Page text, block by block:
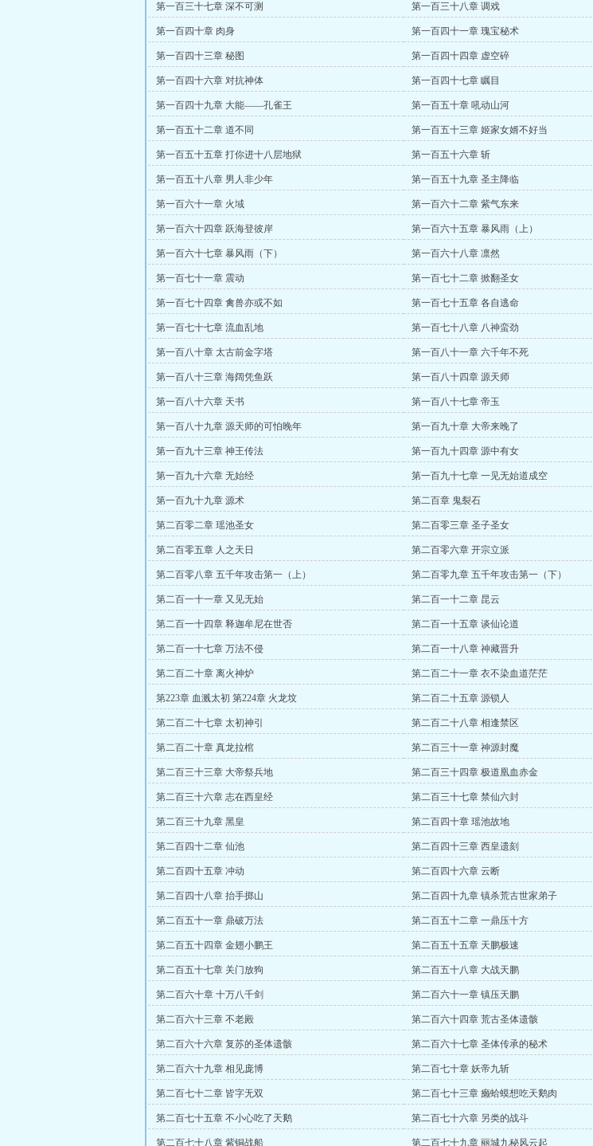
第一百三十七章 深不可测 第一百三十八章 调戏
第一百四十章 肉身 第一百四十一章 瑰宝秘术
第一百四十三章 秘图 第一百四十四章 虚空碎
第一百四十六章 对抗神体 第一百四十七章 瞩目
第一百四十九章 大能——孔雀王 第一百五十章 吼动山河
第一百五十二章 道不同 第一百五十三章 姬家女婿不好当
第一百五十五章 打你进十八层地狱 第一百五十六章 斩
第一百五十八章 男人非少年 第一百五十九章 圣主降临
第一百六十一章 火域 第一百六十二章 紫气东来
第一百六十四章 跃海登彼岸 第一百六十五章 暴风雨（上）
第一百六十七章 暴风雨（下） 第一百六十八章 凛然
第一百七十一章 震动 第一百七十二章 掀翻圣女
第一百七十四章 禽兽亦或不如 第一百七十五章 各自逃命
第一百七十七章 流血乱地 第一百七十八章 八神蛮劲
第一百八十章 太古前金字塔 第一百八十一章 六千年不死
第一百八十三章 海阔凭鱼跃 第一百八十四章 源天师
第一百八十六章 天书 第一百八十七章 帝玉
第一百八十九章 源天师的可怕晚年 第一百九十章 大帝来晚了
第一百九十三章 神王传法 第一百九十四章 源中有女
第一百九十六章 无始经 第一百九十七章 一见无始道成空
第一百九十九章 源术 第二百章 鬼裂石
第二百零二章 瑶池圣女 第二百零三章 圣子圣女
第二百零五章 人之天日 第二百零六章 开宗立派
第二百零八章 五千年攻击第一（上） 第二百零九章 五千年攻击第一（下）
第二百一十一章 又见无始 第二百一十二章 昆云
第二百一十四章 释迦牟尼在世否 第二百一十五章 谈仙论道
第二百一十七章 万法不侵 第二百一十八章 神藏晋升
第二百二十章 离火神炉 第二百二十一章 衣不染血道茫茫
第223章 血溅太初 第224章 火龙坟 第二百二十五章 源锁人
第二百二十七章 太初神引 第二百二十八章 相逢禁区
第二百二十章 真龙拉棺 第二百三十一章 神源封魔
第二百三十三章 大帝祭兵地 第二百三十四章 极道凰血赤金
第二百三十六章 志在西皇经 第二百三十七章 禁仙六封
第二百三十九章 黑皇 第二百四十章 瑶池故地
第二百四十二章 仙池 第二百四十三章 西皇遗刻
第二百四十五章 冲动 第二百四十六章 云断
第二百四十八章 抬手掷山 第二百四十九章 镇杀荒古世家弟子
第二百五十一章 鼎破万法 第二百五十二章 一鼎压十方
第二百五十四章 金翅小鹏王 第二百五十五章 天鹏极速
第二百五十七章 关门放狗 第二百五十八章 大战天鹏
第二百六十章 十万八千剑 第二百六十一章 镇压天鹏
第二百六十三章 不老殿 第二百六十四章 荒古圣体遗骸
第二百六十六章 复苏的圣体遗骸 第二百六十七章 圣体传承的秘术
第二百六十九章 相见庞博 第二百七十章 妖帝九斩
第二百七十二章 皆字无双 第二百七十三章 癞蛤蟆想吃天鹅肉
第二百七十五章 不小心吃了天鹅 第二百七十六章 另类的战斗
第二百七十八章 紫铜战船 第二百七十九章 丽城九秘风云起